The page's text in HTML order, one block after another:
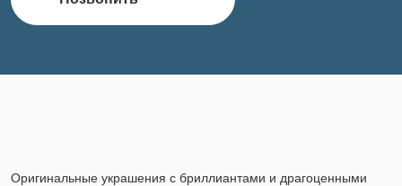
Оригинальные украшения с бриллиантами и драгоценными